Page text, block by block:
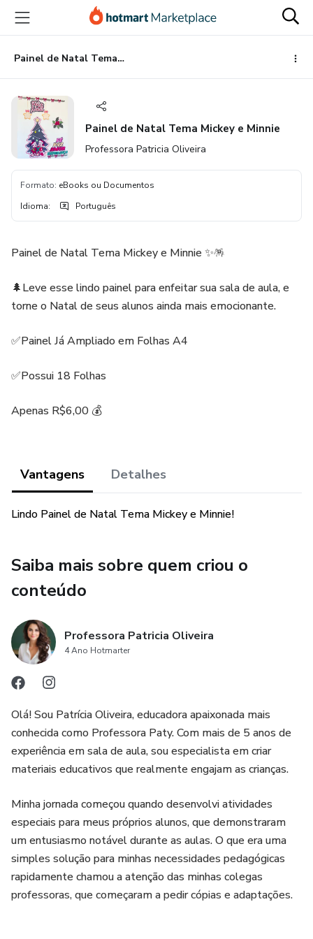
para
conteúdo
principal
para
pagamento
para
rodapé
Painel de Natal Tema Mickey e Minnie
Painel de Natal Tema Mickey e Minnie
Professora Patricia Oliveira
Formato: eBooks ou Documentos
Idioma: Português
Painel de Natal Tema Mickey e Minnie ✨🪅
🌲Leve esse lindo painel para enfeitar sua sala de aula, e
torne o Natal de seus alunos ainda mais emocionante.
✅Painel Já Ampliado em Folhas A4
✅Possui 18 Folhas
Apenas R$6,00 💰
Vantagens Detalhes
Lindo Painel de Natal Tema Mickey e Minnie!
Saiba mais sobre quem criou o
conteúdo
Professora Patricia Oliveira
4 Ano Hotmarter
Olá! Sou Patrícia Oliveira, educadora apaixonada mais
conhecida como Professora Paty. Com mais de 5 anos de
experiência em sala de aula, sou especialista em criar
materiais educativos que realmente engajam as crianças.
Minha jornada começou quando desenvolvi atividades
especiais para meus próprios alunos, que demonstraram
um entusiasmo notável durante as aulas. O que era uma
simples solução para minhas necessidades pedagógicas
rapidamente chamou a atenção das minhas colegas
professoras, que começaram a pedir cópias e adaptações.